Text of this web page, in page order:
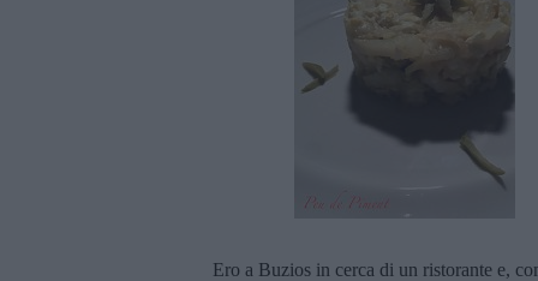
Ero a Buzios in cerca di un ristorante e,